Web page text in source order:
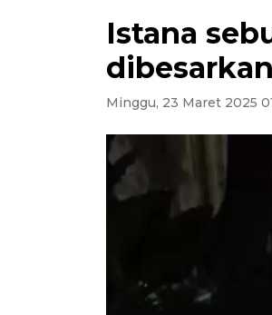
Istana
Minggu, 23 Maret 2025